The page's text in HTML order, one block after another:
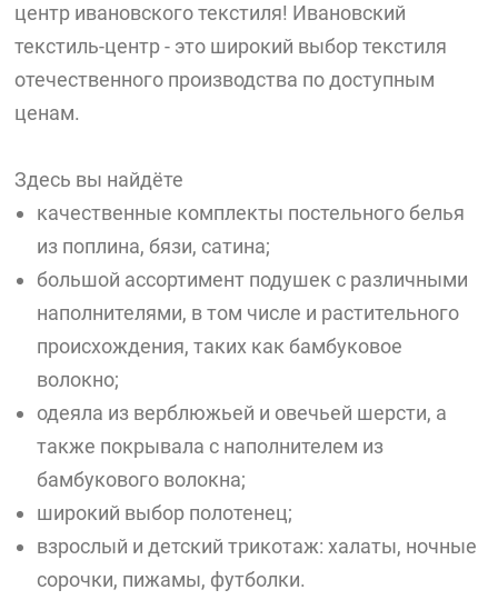
центр ивановского текстиля! Ивановский
текстиль-центр - это широкий выбор текстиля
отечественного производства по доступным
ценам.
Здесь вы найдёте
качественные комплекты постельного белья
из поплина, бязи, сатина;
большой ассортимент подушек с различными
наполнителями, в том числе и растительного
происхождения, таких как бамбуковое
волокно;
одеяла из верблюжьей и овечьей шерсти, а
также покрывала с наполнителем из
бамбукового волокна;
широкий выбор полотенец;
взрослый и детский трикотаж: халаты, ночные
сорочки, пижамы, футболки.